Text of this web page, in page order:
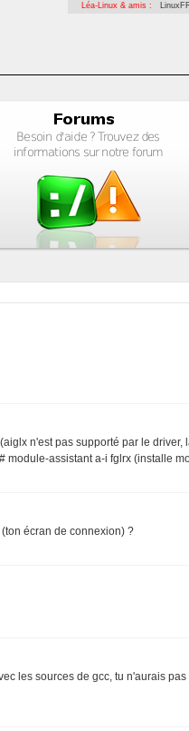
Léa-Linux & amis :
n'est pas supporté par le
assistant a-i fglrx (installe
écran de connexion) ?
les sources de gcc, tu n'aurais